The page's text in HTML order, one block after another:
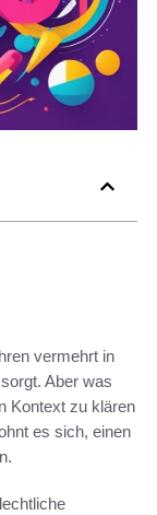
vermehrt in
Aber was
Kontext zu klären
es sich, einen